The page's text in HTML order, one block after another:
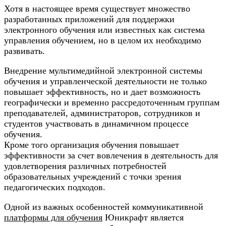
Хотя в настоящее время существует множество
разработанных приложений для поддержки
электронного обучения или известных как система
управления обучением, но в целом их необходимо
развивать.
Внедрение мультимедийной электронной системы
обучения и управленческой деятельности не только
повышает эффективность, но и дает возможность
географически и временно рассредоточенным группам
преподавателей, администраторов, сотрудников и
студентов участвовать в динамичном процессе
обучения.
Кроме того организация обучения повышает
эффективности за счет вовлечения в деятельность для
удовлетворения различных потребностей
образовательных учреждений с точки зрения
педагогических подходов.
Одной из важных особенностей коммуникативной
платформы для обучения Юникрафт является